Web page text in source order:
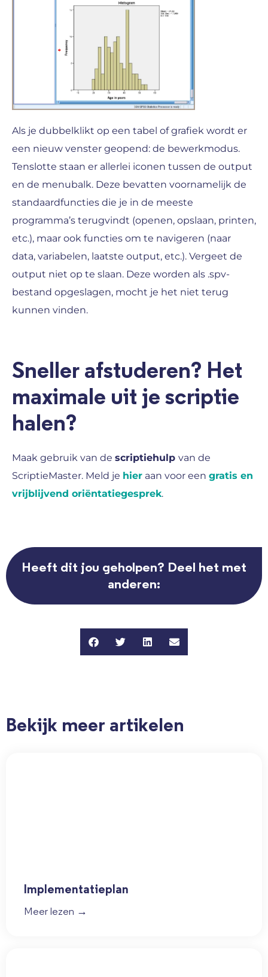
Als je dubbelklikt op een tabel of grafiek wordt er
een nieuw venster geopend: de bewerkmodus.
Tenslotte staan er allerlei iconen tussen de output
en de menubalk. Deze bevatten voornamelijk de
standaardfuncties die je in de meeste
programma’s terugvindt (openen, opslaan, printen,
etc.), maar ook functies om te navigeren (naar
data, variabelen, laatste output, etc.). Vergeet de
output niet op te slaan. Deze worden als .spv-
bestand opgeslagen, mocht je het niet terug
kunnen vinden.
Sneller afstuderen? Het
maximale uit je scriptie
halen?
Maak gebruik van de scriptiehulp van de
ScriptieMaster. Meld je hier aan voor een gratis en
vrijblijvend oriëntatiegesprek.
Heeft dit jou geholpen? Deel het met
anderen:
Bekijk meer artikelen
Implementatieplan
Meer lezen →